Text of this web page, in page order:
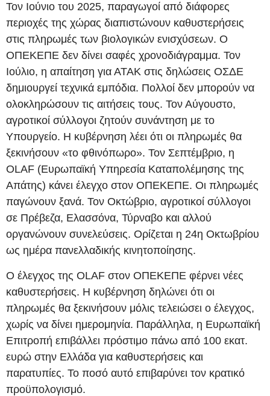
Τον Ιούνιο του 2025, παραγωγοί από διάφορες
περιοχές της χώρας διαπιστώνουν καθυστερήσεις
στις πληρωμές των βιολογικών ενισχύσεων. Ο
ΟΠΕΚΕΠΕ δεν δίνει σαφές χρονοδιάγραμμα. Τον
Ιούλιο, η απαίτηση για ΑΤΑΚ στις δηλώσεις ΟΣΔΕ
δημιουργεί τεχνικά εμπόδια. Πολλοί δεν μπορούν να
ολοκληρώσουν τις αιτήσεις τους. Τον Αύγουστο,
αγροτικοί σύλλογοι ζητούν συνάντηση με το
Υπουργείο. Η κυβέρνηση λέει ότι οι πληρωμές θα
ξεκινήσουν «το φθινόπωρο». Τον Σεπτέμβριο, η
OLAF (Ευρωπαϊκή Υπηρεσία Καταπολέμησης της
Απάτης) κάνει έλεγχο στον ΟΠΕΚΕΠΕ. Οι πληρωμές
παγώνουν ξανά. Τον Οκτώβριο, αγροτικοί σύλλογοι
σε Πρέβεζα, Ελασσόνα, Τύρναβο και αλλού
οργανώνουν συνελεύσεις. Ορίζεται η 24η Οκτωβρίου
ως ημέρα πανελλαδικής κινητοποίησης.
Ο έλεγχος της OLAF στον ΟΠΕΚΕΠΕ φέρνει νέες
καθυστερήσεις. Η κυβέρνηση δηλώνει ότι οι
πληρωμές θα ξεκινήσουν μόλις τελειώσει ο έλεγχος,
χωρίς να δίνει ημερομηνία. Παράλληλα, η Ευρωπαϊκή
Επιτροπή επιβάλλει πρόστιμο πάνω από 100 εκατ.
ευρώ στην Ελλάδα για καθυστερήσεις και
παρατυπίες. Το ποσό αυτό επιβαρύνει τον κρατικό
προϋπολογισμό.